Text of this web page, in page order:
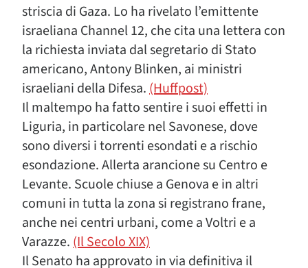
striscia di Gaza. Lo ha rivelato l’emittente
israeliana Channel 12, che cita una lettera con
la richiesta inviata dal segretario di Stato
americano, Antony Blinken, ai ministri
israeliani della Difesa.(Huffpost)
Il maltempo ha fatto sentire i suoi effetti in
Liguria, in particolare nel Savonese, dove
sono diversi i torrenti esondati e a rischio
esondazione. Allerta arancione su Centro e
Levante. Scuole chiuse a Genova e in altri
comuni in tutta la zona si registrano frane,
anche nei centri urbani, come a Voltri e a
Varazze.(Il Secolo XIX)
Il Senato ha approvato in via definitiva il